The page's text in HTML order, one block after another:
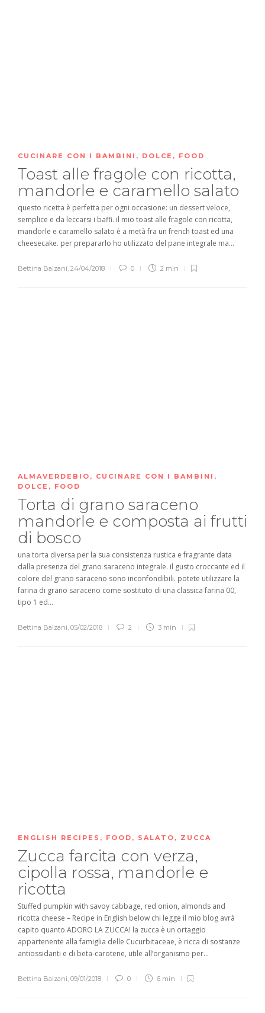
CUCINARE CON I BAMBINI , DOLCE , FOOD
Toast alle fragole con ricotta,
mandorle e caramello salato
questo ricetta è perfetta per ogni occasione: un dessert veloce,
semplice e da leccarsi i baffi. il mio toast alle fragole con ricotta,
mandorle e caramello salato è a metà fra un french toast ed una
cheesecake. per prepararlo ho utilizzato del pane integrale ma...
Bettina Balzani, 24/04/2018 0 2 min
ALMAVERDEBIO , CUCINARE CON I BAMBINI ,
DOLCE , FOOD
Torta di grano saraceno
mandorle e composta ai frutti
di bosco
una torta diversa per la sua consistenza rustica e fragrante data
dalla presenza del grano saraceno integrale. il gusto croccante ed il
colore del grano saraceno sono inconfondibili. potete utilizzare la
farina di grano saraceno come sostituto di una classica farina 00,
tipo 1 ed...
Bettina Balzani 05/02/2018 2 3 min
ENGLISH RECIPES , FOOD , SALATO , ZUCCA
Zucca farcita con verza,
cipolla rossa, mandorle e
ricotta
Stuffed pumpkin with savoy cabbage, red onion, almonds and
ricotta cheese – Recipe in English below chi legge il mio blog avrà
capito quanto ADORO LA ZUCCA! la zucca è un ortaggio
appartenente alla famiglia delle Cucurbitaceae, è ricca di sostanze
antiossidanti e di beta-carotene, utile all’organismo per...
Bettina Balzani, 09/01/2018 0 6 min